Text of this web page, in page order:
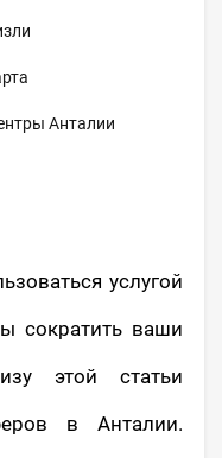
Анталии
услугой
сократить ваши
этой статьи
в Анталии.